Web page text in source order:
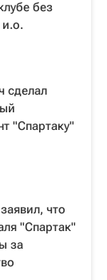
без
и.о.
сделал
"Спартаку"
что
"Спартак"
за